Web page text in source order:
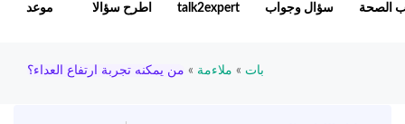
موعد اطرح سؤالا talk2expert سؤال وجواب الصحة
بات » ملاءمة » من يمكنه تجربة ارتفاع العداء؟